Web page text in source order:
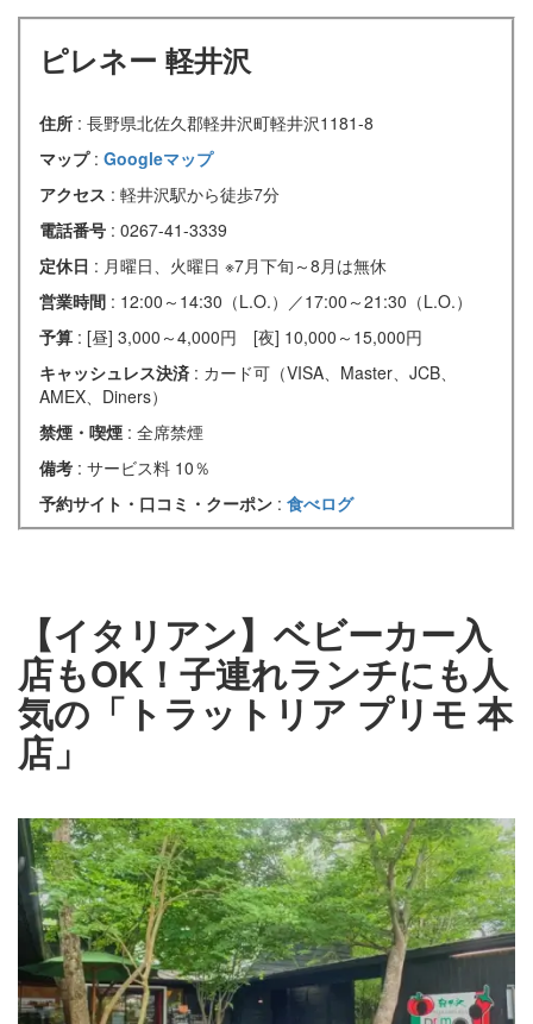
ピレネー 軽井沢
住所 : 長野県北佐久郡軽井沢町軽井沢1181-8
マップ : Googleマップ
アクセス : 軽井沢駅から徒歩7分
電話番号 : 0267-41-3339
定休日 : 月曜日、火曜日 ※7月下旬～8月は無休
営業時間 : 12:00～14:30（L.O.）／17:00～21:30（L.O.）
予算 : [昼] 3,000～4,000円 [夜] 10,000～15,000円
キャッシュレス決済 : カード可（VISA、Master、JCB、
AMEX、Diners）
禁煙・喫煙 : 全席禁煙
備考 : サービス料 10％
予約サイト・口コミ・クーポン : 食べログ
【イタリアン】ベビーカー入
店もOK！子連れランチにも人
気の「トラットリア プリモ 本
店」